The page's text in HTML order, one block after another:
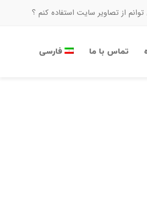
از تصاویر سایت استفاده کنم ؟
تماس با ما فارسی